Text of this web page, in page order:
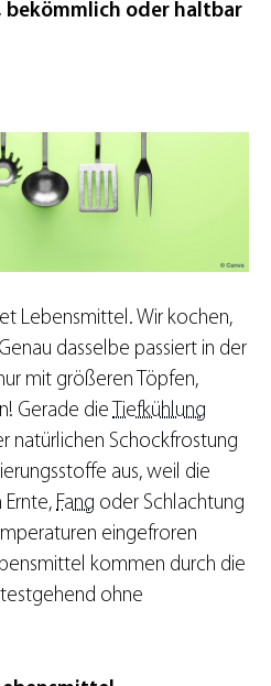
bekömmlich oder haltbar
Lebensmittel. Wir kochen,
dasselbe passiert in der
mit größeren Töpfen,
Gerade die Tiefkühlung
natürlichen Schockfrostung
aus, weil die
Fang oder Schlachtung
eingefroren
kommen durch die
ohne